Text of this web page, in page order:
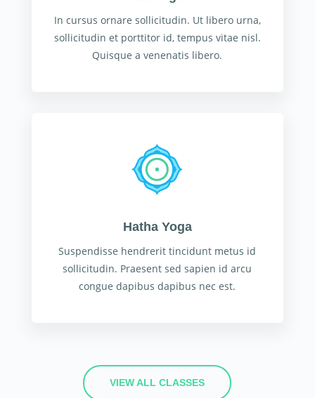
In cursus ornare sollicitudin. Ut libero urna,
sollicitudin et porttitor id, tempus vitae nisl.
Quisque a venenatis libero.
Hatha Yoga
Suspendisse hendrerit tincidunt metus id
sollicitudin. Praesent sed sapien id arcu
congue dapibus dapibus nec est.
VIEW ALL CLASSES